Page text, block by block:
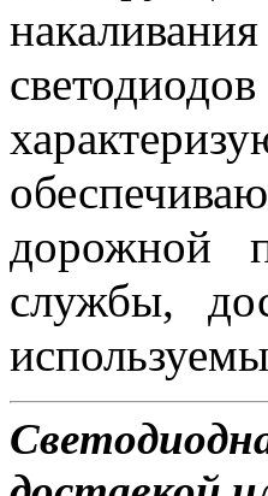
дорожной
службы,